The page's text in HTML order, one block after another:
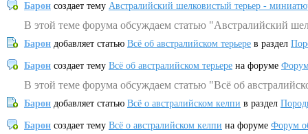
Барон создает тему Австралийский шелковистый терьер -
В этой теме форума обсуждаем статью "Австралийский
Барон добавляет статью Всё об австралийском терьере в раздел
Барон создает тему Всё об австралийском терьере на форуме
В этой теме форума обсуждаем статью "Всё об
Барон добавляет статью Всё о австралийском келпи в раздел
Барон создает тему Всё о австралийском келпи на форуме Форум